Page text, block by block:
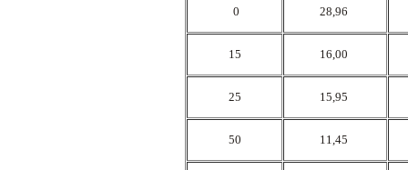
0 28,96
15 16,00
25 15,95
50 11,45